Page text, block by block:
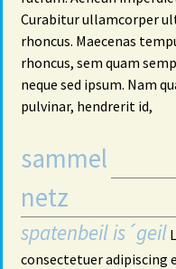
Curabitur ullamcorper
rhoncus. Maecenas
rhoncus, sem quam
neque sed ipsum. Nam
pulvinar, hendrerit id,
sammel
netz
spatenbeil is´geil
consectetuer adipiscing